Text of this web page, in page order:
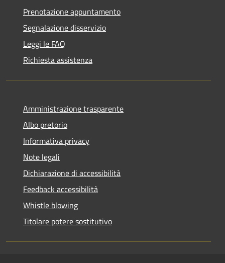
Prenotazione appuntamento
Segnalazione disservizio
Leggi le FAQ
Richiesta assistenza
Amministrazione trasparente
Albo pretorio
Informativa privacy
Note legali
Dichiarazione di accessibilità
Feedback accessibilità
Whistle blowing
Titolare potere sostitutivo